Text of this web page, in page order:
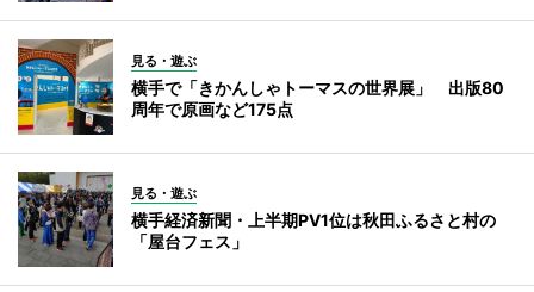
見る・遊ぶ
横手で「きかんしゃトーマスの世界展」 出版80
周年で原画など175点
見る・遊ぶ
横手経済新聞・上半期PV1位は秋田ふるさと村の
「屋台フェス」